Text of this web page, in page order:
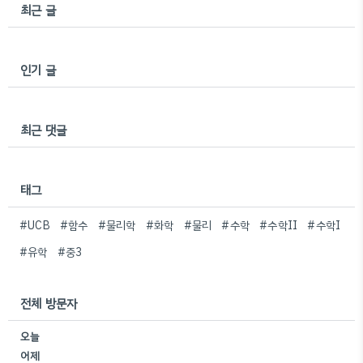
최근 글
인기 글
최근 댓글
태그
#UCB #함수 #물리학 #화학 #물리 #수학 #수학II
#수학I
#유학
#중3
전체 방문자
오늘
어제